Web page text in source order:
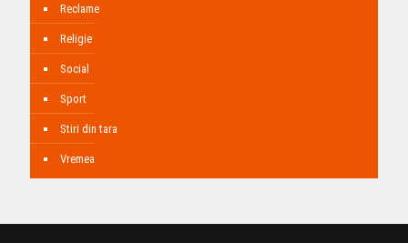
Reclame
Religie
Social
Sport
Stiri din tara
Vremea